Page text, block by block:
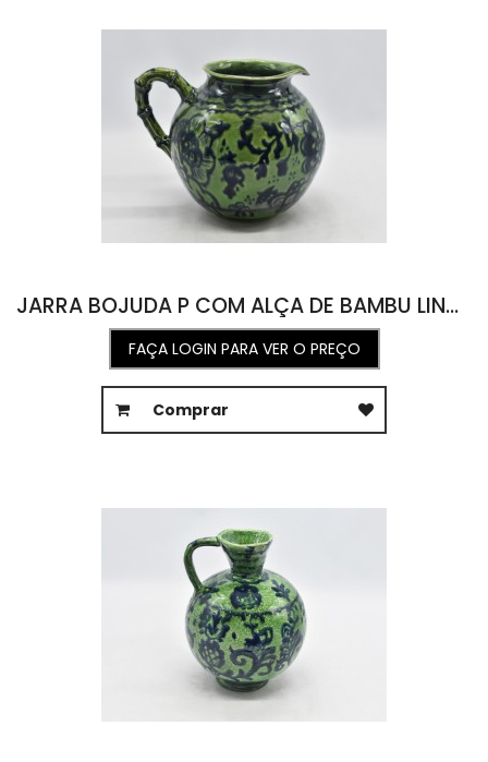
JARRA BOJUDA P COM ALÇA DE BAMBU LINHA RATINHO 20L X 25C X 19A
FAÇA LOGIN PARA VER O PREÇO
Comprar